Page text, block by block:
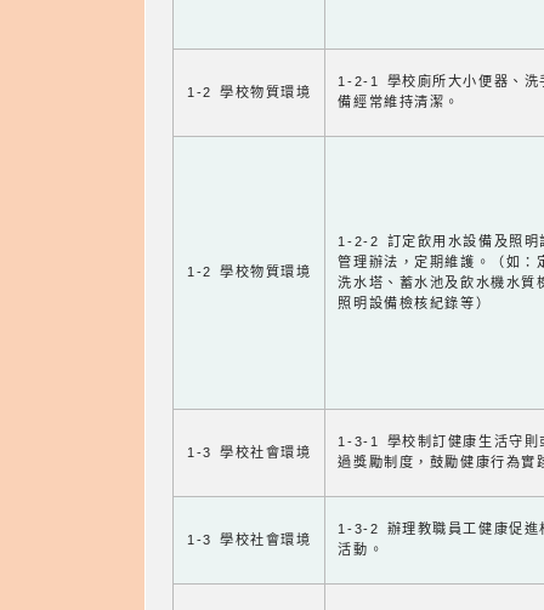
1-2 學校物質環境
1-2-1 學校廁所大小便器、洗
備經常維持清潔。
1-2 學校物質環境
1-2-2 訂定飲用水設備及照明
管理辦法，定期維護。（如：
洗水塔、蓄水池及飲水機水質
照明設備檢核紀錄等）
1-3 學校社會環境
1-3-1 學校制訂健康生活守則
過獎勵制度，鼓勵健康行為實
1-3 學校社會環境
1-3-2 辦理教職員工健康促進
活動。